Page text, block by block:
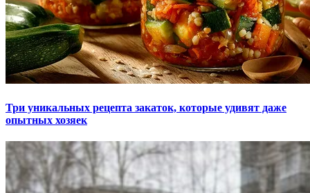
Три уникальных рецепта закаток, которые удивят даже
опытных хозяек